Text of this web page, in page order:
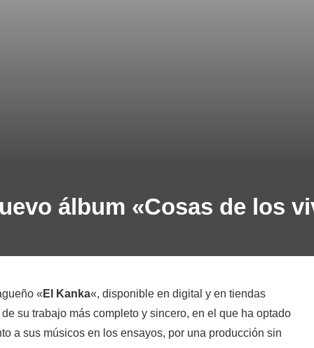
álbum «Cosas de los
« El Kanka«, disponible en digital y en tiendas
su trabajo más completo y sincero, en el que ha optado
a sus músicos en los ensayos, por una producción sin